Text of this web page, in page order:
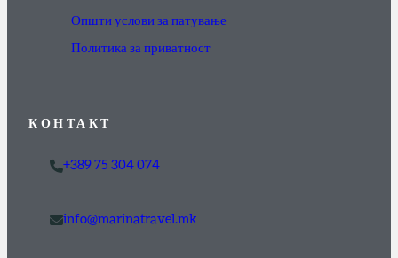
Општи услови за патување
Политика за приватност
КОНТАКТ
+389 75 304 074
info@marinatravel.mk